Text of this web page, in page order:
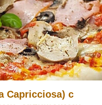
Capricciosa) с